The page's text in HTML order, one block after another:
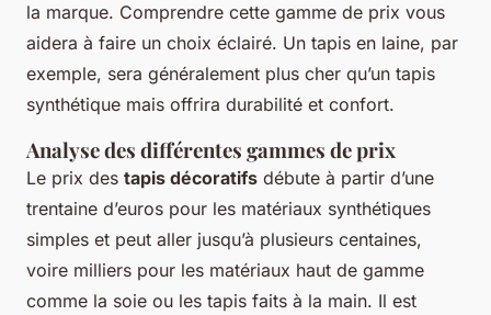
la marque. Comprendre cette gamme de prix vous
aidera à faire un choix éclairé. Un tapis en laine, par
exemple, sera généralement plus cher qu’un tapis
synthétique mais offrira durabilité et confort.
Analyse des différentes gammes de prix
Le prix des tapis décoratifs débute à partir d’une
trentaine d’euros pour les matériaux synthétiques
simples et peut aller jusqu’à plusieurs centaines,
voire milliers pour les matériaux haut de gamme
comme la soie ou les tapis faits à la main. Il est